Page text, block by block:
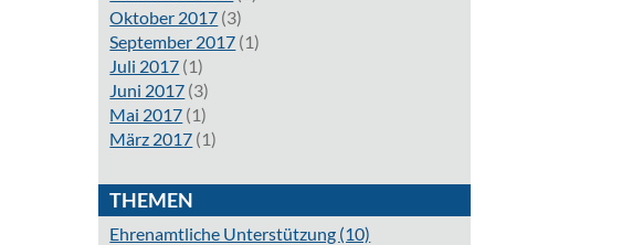
Oktober 2017 (3)
September 2017 (1)
Juli 2017 (1)
Juni 2017 (3)
Mai 2017 (1)
März 2017 (1)
THEMEN
Ehrenamtliche Unterstützung (10)